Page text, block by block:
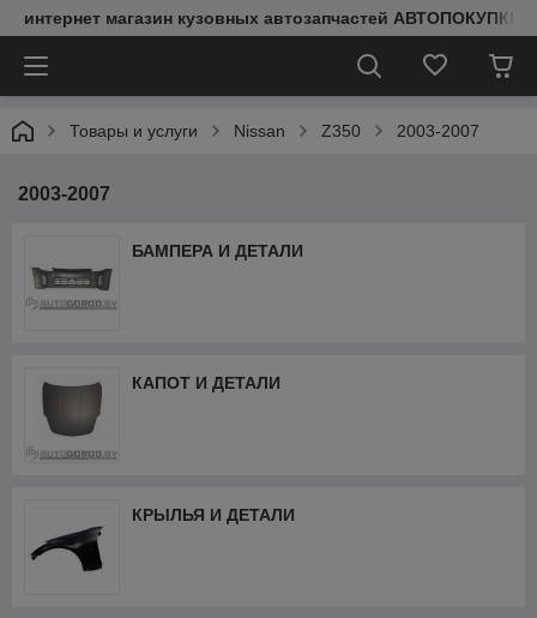
интернет магазин кузовных автозапчастей АВТОПОКУПКИ
Товары и услуги Nissan Z350 2003-2007
2003-2007
БАМПЕРА И ДЕТАЛИ
КАПОТ И ДЕТАЛИ
КРЫЛЬЯ И ДЕТАЛИ